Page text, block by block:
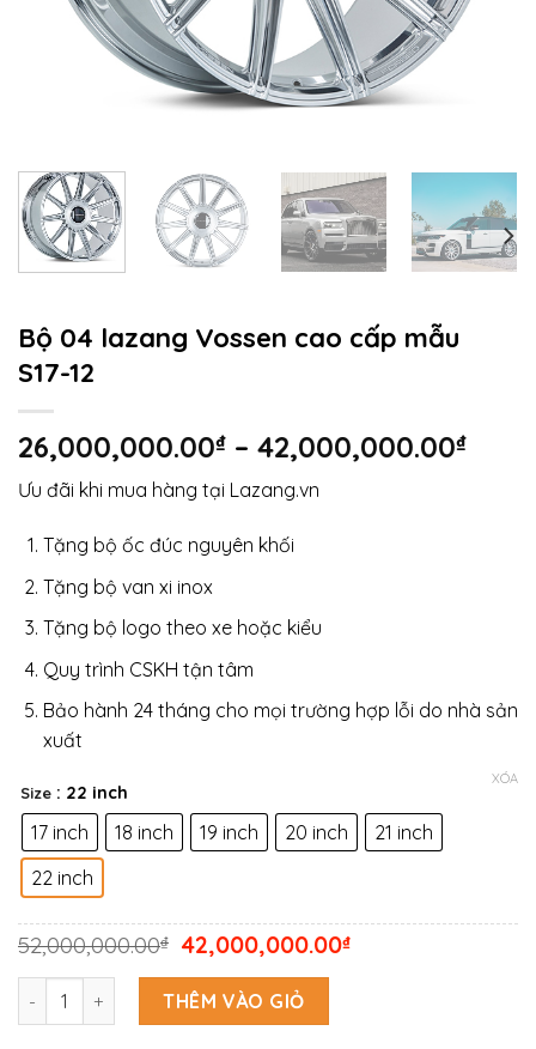
Bộ 04 lazang Vossen cao cấp mẫu
S17-12
26,000,000.00₫ – 42,000,000.00₫
Ưu đãi khi mua hàng tại Lazang.vn
Tặng bộ ốc đúc nguyên khối
Tặng bộ van xi inox
Tặng bộ logo theo xe hoặc kiểu
Quy trình CSKH tận tâm
Bảo hành 24 tháng cho mọi trường hợp lỗi do nhà sản
xuất
Size : 22 inch
17 inch 18 inch 19 inch 20 inch
21 inch
22 inch
XÓA
52,000,000.00₫ Giá
gốc
là:
52,000,000.00₫.
42,000,000.00₫Giá
Bộ 04 lazang Vossen cao cấp mẫu S17-12 số lượng
THÊM VÀO GIỎ